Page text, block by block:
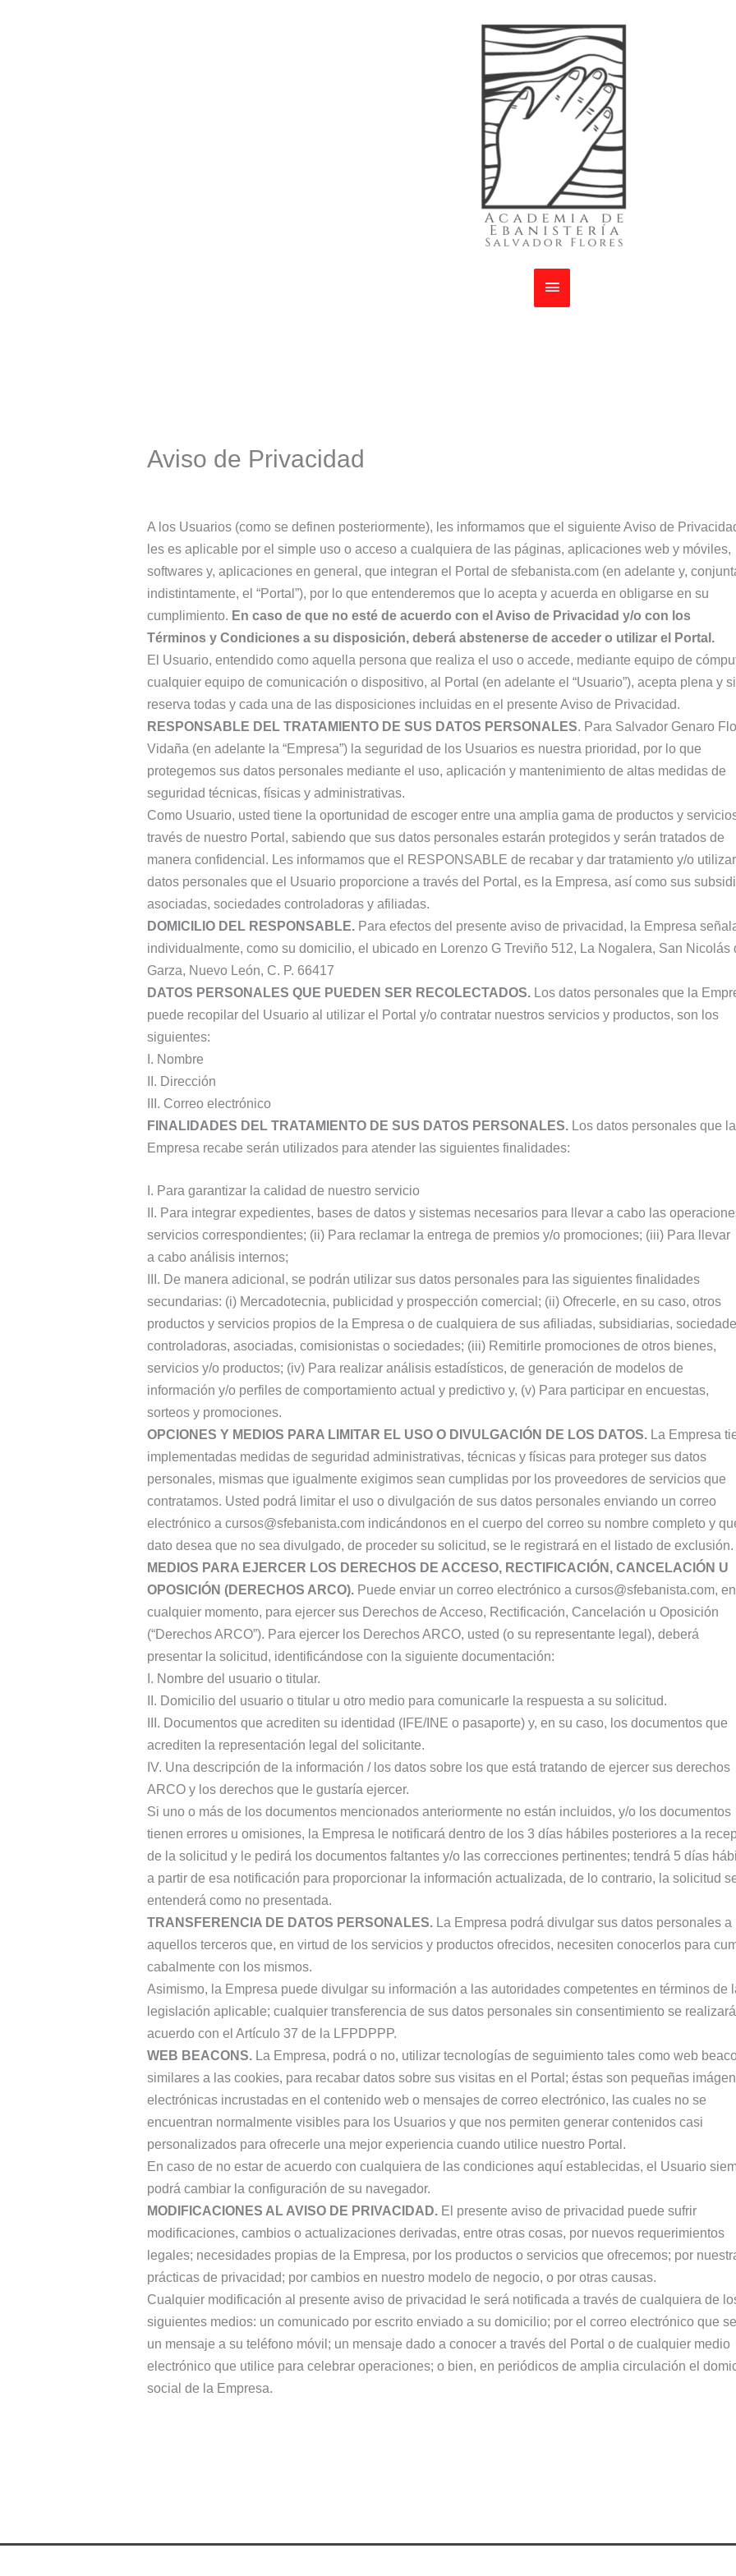
Menú
Aviso de Privacidad
A los Usuarios (como se definen posteriormente), les informamos que el siguiente Aviso de
les es aplicable por el simple uso o acceso a cualquiera de las páginas, aplicaciones web y móviles,
softwares y, aplicaciones en general, que integran el Portal de sfebanista.com (en adelante y,
indistintamente, el “Portal”), por lo que entenderemos que lo acepta y acuerda en obligarse en su
cumplimiento. En caso de que no esté de acuerdo con el Aviso de Privacidad y/o con los
Términos y Condiciones a su disposición, deberá abstenerse de acceder o utilizar el Portal.
El Usuario, entendido como aquella persona que realiza el uso o accede, mediante equipo de
cualquier equipo de comunicación o dispositivo, al Portal (en adelante el “Usuario”), acepta plena y
reserva todas y cada una de las disposiciones incluidas en el presente Aviso de Privacidad.
RESPONSABLE DEL TRATAMIENTO DE SUS DATOS PERSONALES. Para Salvador Genaro
Vidaña (en adelante la “Empresa”) la seguridad de los Usuarios es nuestra prioridad, por lo que
protegemos sus datos personales mediante el uso, aplicación y mantenimiento de altas medidas de
seguridad técnicas, físicas y administrativas.
Como Usuario, usted tiene la oportunidad de escoger entre una amplia gama de productos y
través de nuestro Portal, sabiendo que sus datos personales estarán protegidos y serán tratados de
manera confidencial. Les informamos que el RESPONSABLE de recabar y dar tratamiento y/o
datos personales que el Usuario proporcione a través del Portal, es la Empresa, así como sus
asociadas, sociedades controladoras y afiliadas.
DOMICILIO DEL RESPONSABLE.Para efectos del presente aviso de privacidad, la Empresa
individualmente, como su domicilio, el ubicado en Lorenzo G Treviño 512, La Nogalera, San Nicolás
Garza, Nuevo León, C. P. 66417
DATOS PERSONALES QUE PUEDEN SER RECOLECTADOS.Los datos personales que la
puede recopilar del Usuario al utilizar el Portal y/o contratar nuestros servicios y productos, son los
siguientes:
I. Nombre
II. Dirección
III. Correo electrónico
FINALIDADES DEL TRATAMIENTO DE SUS DATOS PERSONALES.Los datos personales que la
Empresa recabe serán utilizados para atender las siguientes finalidades:
I. Para garantizar la calidad de nuestro servicio
II. Para integrar expedientes, bases de datos y sistemas necesarios para llevar a cabo las
servicios correspondientes; (ii) Para reclamar la entrega de premios y/o promociones; (iii) Para llevar
a cabo análisis internos;
III. De manera adicional, se podrán utilizar sus datos personales para las siguientes finalidades
secundarias: (i) Mercadotecnia, publicidad y prospección comercial; (ii) Ofrecerle, en su caso, otros
productos y servicios propios de la Empresa o de cualquiera de sus afiliadas, subsidiarias,
controladoras, asociadas, comisionistas o sociedades; (iii) Remitirle promociones de otros bienes,
servicios y/o productos; (iv) Para realizar análisis estadísticos, de generación de modelos de
información y/o perfiles de comportamiento actual y predictivo y, (v) Para participar en encuestas,
sorteos y promociones.
OPCIONES Y MEDIOS PARA LIMITAR EL USO O DIVULGACIÓN DE LOS DATOS.La Empresa
implementadas medidas de seguridad administrativas, técnicas y físicas para proteger sus datos
personales, mismas que igualmente exigimos sean cumplidas por los proveedores de servicios que
contratamos. Usted podrá limitar el uso o divulgación de sus datos personales enviando un correo
electrónico a cursos@sfebanista.com indicándonos en el cuerpo del correo su nombre completo y
dato desea que no sea divulgado, de proceder su solicitud, se le registrará en el listado de exclusión.
MEDIOS PARA EJERCER LOS DERECHOS DE ACCESO, RECTIFICACIÓN, CANCELACIÓN U
OPOSICIÓN (DERECHOS ARCO).Puede enviar un correo electrónico a cursos@sfebanista.com, en
cualquier momento, para ejercer sus Derechos de Acceso, Rectificación, Cancelación u Oposición
(“Derechos ARCO”). Para ejercer los Derechos ARCO, usted (o su representante legal), deberá
presentar la solicitud, identificándose con la siguiente documentación:
I. Nombre del usuario o titular.
II. Domicilio del usuario o titular u otro medio para comunicarle la respuesta a su solicitud.
III. Documentos que acrediten su identidad (IFE/INE o pasaporte) y, en su caso, los documentos que
acrediten la representación legal del solicitante.
IV. Una descripción de la información / los datos sobre los que está tratando de ejercer sus derechos
ARCO y los derechos que le gustaría ejercer.
Si uno o más de los documentos mencionados anteriormente no están incluidos, y/o los documentos
tienen errores u omisiones, la Empresa le notificará dentro de los 3 días hábiles posteriores a la
de la solicitud y le pedirá los documentos faltantes y/o las correcciones pertinentes; tendrá 5 días
a partir de esa notificación para proporcionar la información actualizada, de lo contrario, la solicitud
entenderá como no presentada.
TRANSFERENCIA DE DATOS PERSONALES.La Empresa podrá divulgar sus datos personales a
aquellos terceros que, en virtud de los servicios y productos ofrecidos, necesiten conocerlos para
cabalmente con los mismos.
Asimismo, la Empresa puede divulgar su información a las autoridades competentes en términos de
legislación aplicable; cualquier transferencia de sus datos personales sin consentimiento se
acuerdo con el Artículo 37 de la LFPDPPP.
WEB BEACONS.La Empresa, podrá o no, utilizar tecnologías de seguimiento tales como web
similares a las cookies, para recabar datos sobre sus visitas en el Portal; éstas son pequeñas
electrónicas incrustadas en el contenido web o mensajes de correo electrónico, las cuales no se
encuentran normalmente visibles para los Usuarios y que nos permiten generar contenidos casi
personalizados para ofrecerle una mejor experiencia cuando utilice nuestro Portal.
En caso de no estar de acuerdo con cualquiera de las condiciones aquí establecidas, el Usuario
podrá cambiar la configuración de su navegador.
MODIFICACIONES AL AVISO DE PRIVACIDAD.El presente aviso de privacidad puede sufrir
modificaciones, cambios o actualizaciones derivadas, entre otras cosas, por nuevos requerimientos
legales; necesidades propias de la Empresa, por los productos o servicios que ofrecemos; por
prácticas de privacidad; por cambios en nuestro modelo de negocio, o por otras causas.
Cualquier modificación al presente aviso de privacidad le será notificada a través de cualquiera de
siguientes medios: un comunicado por escrito enviado a su domicilio; por el correo electrónico que
un mensaje a su teléfono móvil; un mensaje dado a conocer a través del Portal o de cualquier medio
electrónico que utilice para celebrar operaciones; o bien, en periódicos de amplia circulación el
social de la Empresa.